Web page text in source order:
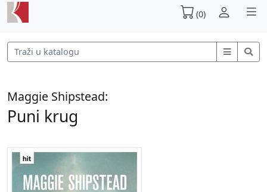
(0)
Maggie Shipstead:
Puni krug